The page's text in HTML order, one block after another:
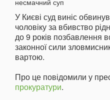
У Києві суд виніс
чоловіку за вбивство
до 9 років позбавлення
законної сили
вартою.
Про це повідомили у
прокуратури.